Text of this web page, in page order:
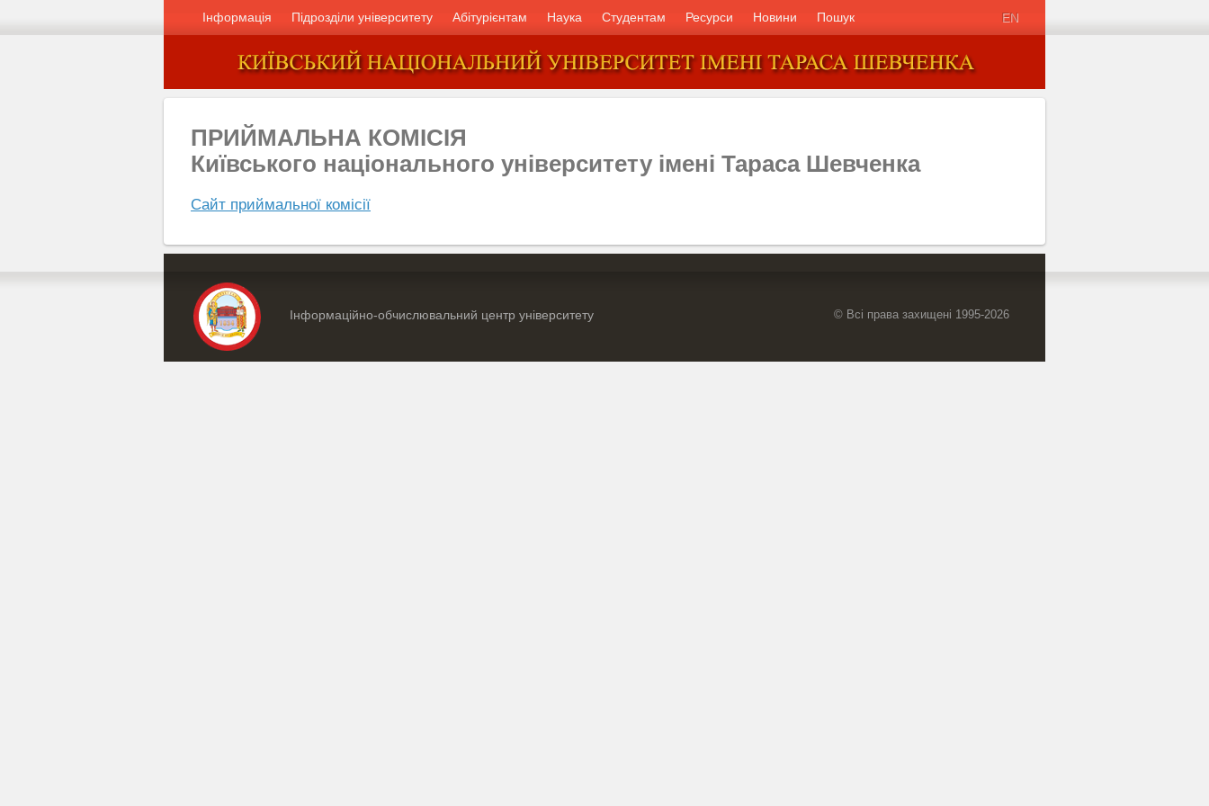
Інформація Підрозділи університету Абітурієнтам Наука Студентам Ресурси Новини Пошук EN
ПРИЙМАЛЬНА КОМІСІЯ
Київського національного університету імені Тараса Шевченка
Сайт приймальної комісії
Інформаційно-обчислювальний центр університету © Всі права захищені 1995-2026